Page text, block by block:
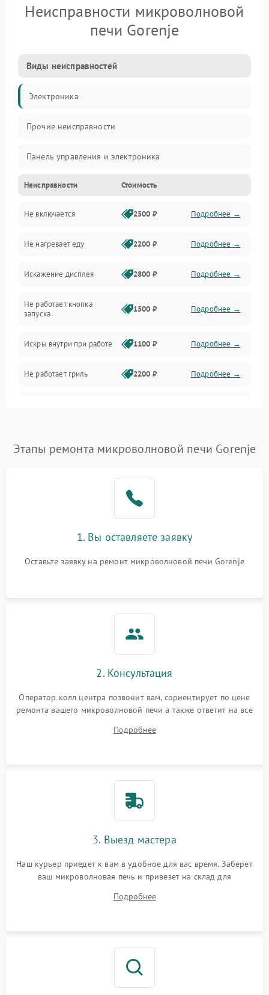
Неисправности микроволновой
печи Gorenje
Виды неисправностей
Электроника
Прочие неисправности
Панель управления и электроника
Дверца и корпус
Механика и внутренние элементы
Механические повреждения
Питание и запуск
Нагрев и приготовление
Программное обеспечение
Неисправности Стоимость
Не включается 2500 ₽ Подробнее →
Не нагревает еду 2200 ₽ Подробнее →
Искажение дисплея 2800 ₽ Подробнее →
Не работает кнопка
запуска
1500 ₽ Подробнее →
Искры внутри при работе 1100 ₽ Подробнее →
Не работает гриль 2200 ₽ Подробнее →
Подробнее →
2200 ₽
Не работают сенсорные
1000 ₽
Этапы ремонта микроволновой печи Gorenje
1. Вы оставляете заявку
Оставьте заявку на ремонт микроволновой печи Gorenje
2. Консультация
Оператор колл центра позвонит вам, сориентирует по цене
ремонта вашего микроволновой печи а также ответит на все
Подробнее
3. Выезд мастера
Наш курьер приедет к вам в удобное для вас время. Заберет
ваш микроволновая печь и привезет на склад для
Подробнее